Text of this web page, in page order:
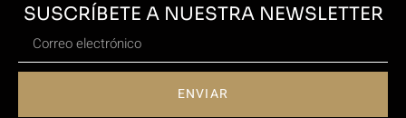
SUSCRÍBETE A NUESTRA NEWSLETTER
ENVIAR